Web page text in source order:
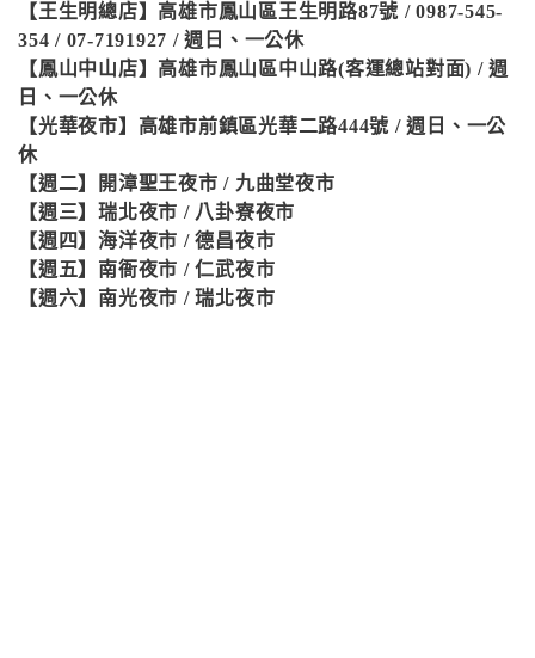
【王生明總店】高雄市鳳山區王生明路87號 / 0987-545-
354 / 07-7191927 / 週日、一公休
【鳳山中山店】高雄市鳳山區中山路(客運總站對面) / 週
日、一公休
【光華夜市】高雄市前鎮區光華二路444號 / 週日、一公
休
【週二】開漳聖王夜市 / 九曲堂夜市
【週三】瑞北夜市 / 八卦寮夜市
【週四】海洋夜市 / 德昌夜市
【週五】南衙夜市 / 仁武夜市
【週六】南光夜市 / 瑞北夜市